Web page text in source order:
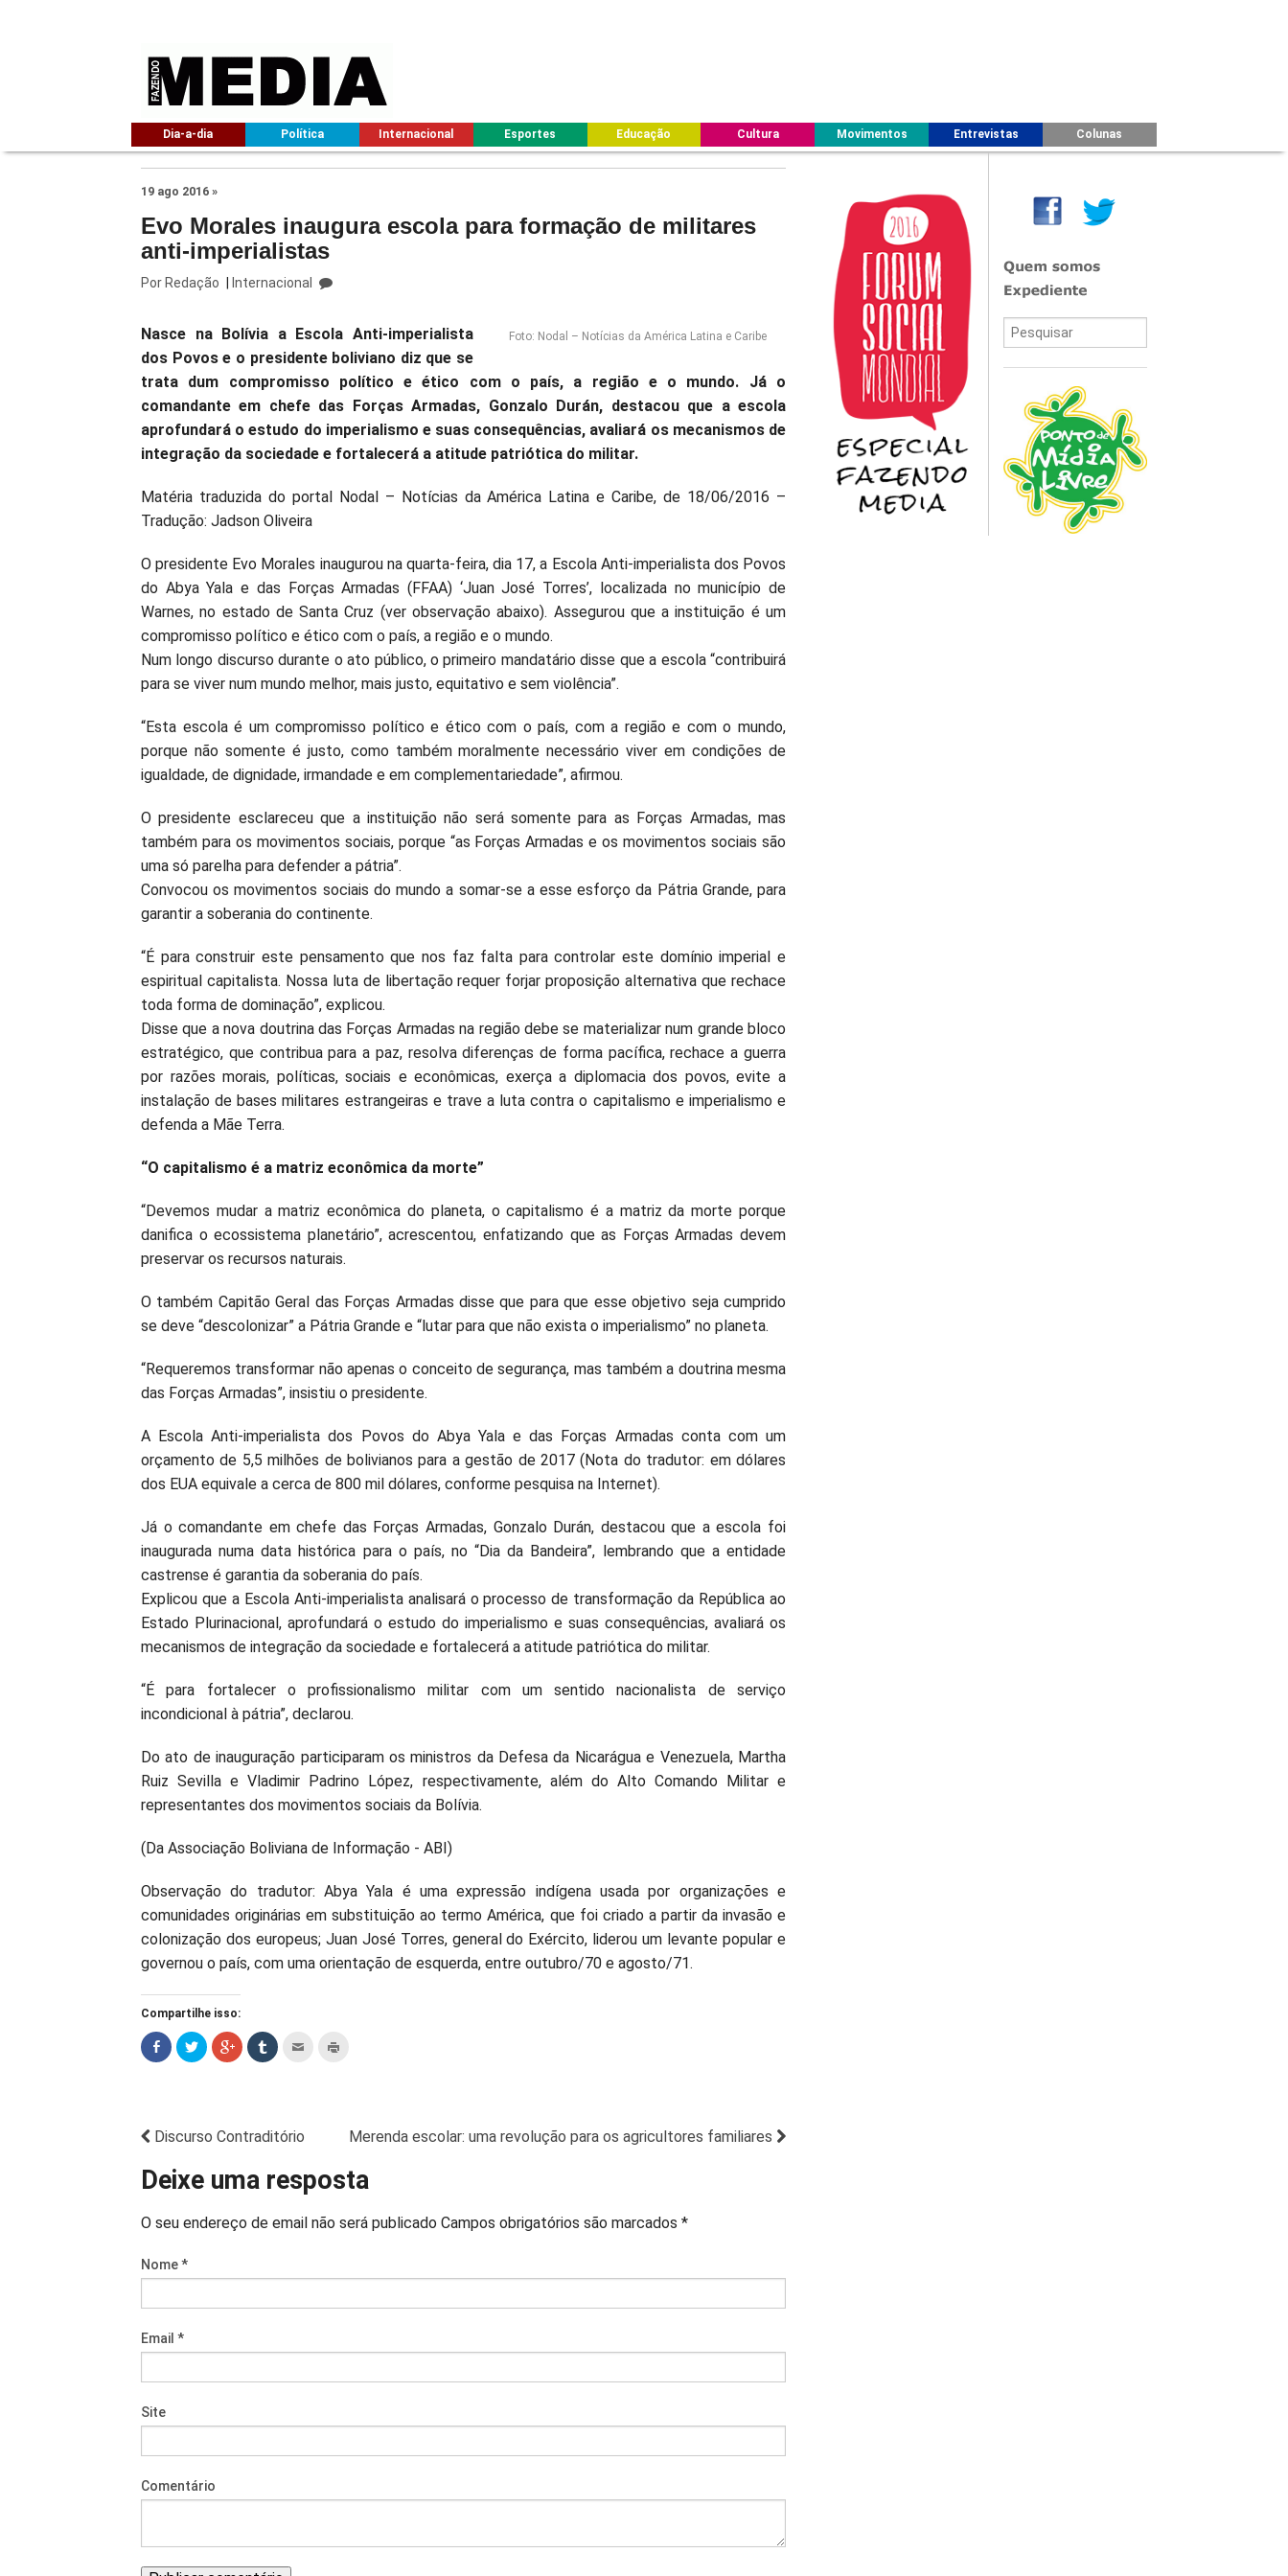
Dia-a-dia Política Internacional Esportes Educação Cultura Movimentos Entrevistas Colunas
19 ago 2016 »
Evo Morales inaugura escola para formação de militares
anti-imperialistas
PorRedação | Internacional
Foto: Nodal – Notícias da América Latina e Caribe
Nasce na Bolívia a Escola Anti-imperialista
dos Povos e o presidente boliviano diz que se
trata dum compromisso político e ético com o país, a região e o mundo. Já o
comandante em chefe das Forças Armadas, Gonzalo Durán, destacou que a escola
aprofundará o estudo do imperialismo e suas consequências, avaliará os mecanismos de
integração da sociedade e fortalecerá a atitude patriótica do militar.
Matéria traduzida do portal Nodal – Notícias da América Latina e Caribe, de 18/06/2016 –
Tradução: Jadson Oliveira
O presidente Evo Morales inaugurou na quarta-feira, dia 17, a Escola Anti-imperialista dos Povos
do Abya Yala e das Forças Armadas (FFAA) ‘Juan José Torres’, localizada no município de
Warnes, no estado de Santa Cruz (ver observação abaixo). Assegurou que a instituição é um
compromisso político e ético com o país, a região e o mundo.
Num longo discurso durante o ato público, o primeiro mandatário disse que a escola “contribuirá
para se viver num mundo melhor, mais justo, equitativo e sem violência”.
“Esta escola é um compromisso político e ético com o país, com a região e com o mundo,
porque não somente é justo, como também moralmente necessário viver em condições de
igualdade, de dignidade, irmandade e em complementariedade”, afirmou.
O presidente esclareceu que a instituição não será somente para as Forças Armadas, mas
também para os movimentos sociais, porque “as Forças Armadas e os movimentos sociais são
uma só parelha para defender a pátria”.
Convocou os movimentos sociais do mundo a somar-se a esse esforço da Pátria Grande, para
garantir a soberania do continente.
“É para construir este pensamento que nos faz falta para controlar este domínio imperial e
espiritual capitalista. Nossa luta de libertação requer forjar proposição alternativa que rechace
toda forma de dominação”, explicou.
Disse que a nova doutrina das Forças Armadas na região debe se materializar num grande bloco
estratégico, que contribua para a paz, resolva diferenças de forma pacífica, rechace a guerra
por razões morais, políticas, sociais e econômicas, exerça a diplomacia dos povos, evite a
instalação de bases militares estrangeiras e trave a luta contra o capitalismo e imperialismo e
defenda a Mãe Terra.
“O capitalismo é a matriz econômica da morte”
“Devemos mudar a matriz econômica do planeta, o capitalismo é a matriz da morte porque
danifica o ecossistema planetário”, acrescentou, enfatizando que as Forças Armadas devem
preservar os recursos naturais.
O também Capitão Geral das Forças Armadas disse que para que esse objetivo seja cumprido
se deve “descolonizar” a Pátria Grande e “lutar para que não exista o imperialismo” no planeta.
“Requeremos transformar não apenas o conceito de segurança, mas também a doutrina mesma
das Forças Armadas”, insistiu o presidente.
A Escola Anti-imperialista dos Povos do Abya Yala e das Forças Armadas conta com um
orçamento de 5,5 milhões de bolivianos para a gestão de 2017 (Nota do tradutor: em dólares
dos EUA equivale a cerca de 800 mil dólares, conforme pesquisa na Internet).
Já o comandante em chefe das Forças Armadas, Gonzalo Durán, destacou que a escola foi
inaugurada numa data histórica para o país, no “Dia da Bandeira”, lembrando que a entidade
castrense é garantia da soberania do país.
Explicou que a Escola Anti-imperialista analisará o processo de transformação da República ao
Estado Plurinacional, aprofundará o estudo do imperialismo e suas consequências, avaliará os
mecanismos de integração da sociedade e fortalecerá a atitude patriótica do militar.
“É para fortalecer o profissionalismo militar com um sentido nacionalista de serviço
incondicional à pátria”, declarou.
Do ato de inauguração participaram os ministros da Defesa da Nicarágua e Venezuela, Martha
Ruiz Sevilla e Vladimir Padrino López, respectivamente, além do Alto Comando Militar e
representantes dos movimentos sociais da Bolívia.
(Da Associação Boliviana de Informação - ABI)
Observação do tradutor: Abya Yala é uma expressão indígena usada por organizações e
comunidades originárias em substituição ao termo América, que foi criado a partir da invasão e
colonização dos europeus; Juan José Torres, general do Exército, liderou um levante popular e
governou o país, com uma orientação de esquerda, entre outubro/70 e agosto/71.
Compartilhe isso:
Discurso Contraditório Merenda escolar: uma revolução para os agricultores familiares
Deixe uma resposta
O seu endereço de email não será publicado Campos obrigatórios são marcados *
Nome*
Email *
Site
Comentário